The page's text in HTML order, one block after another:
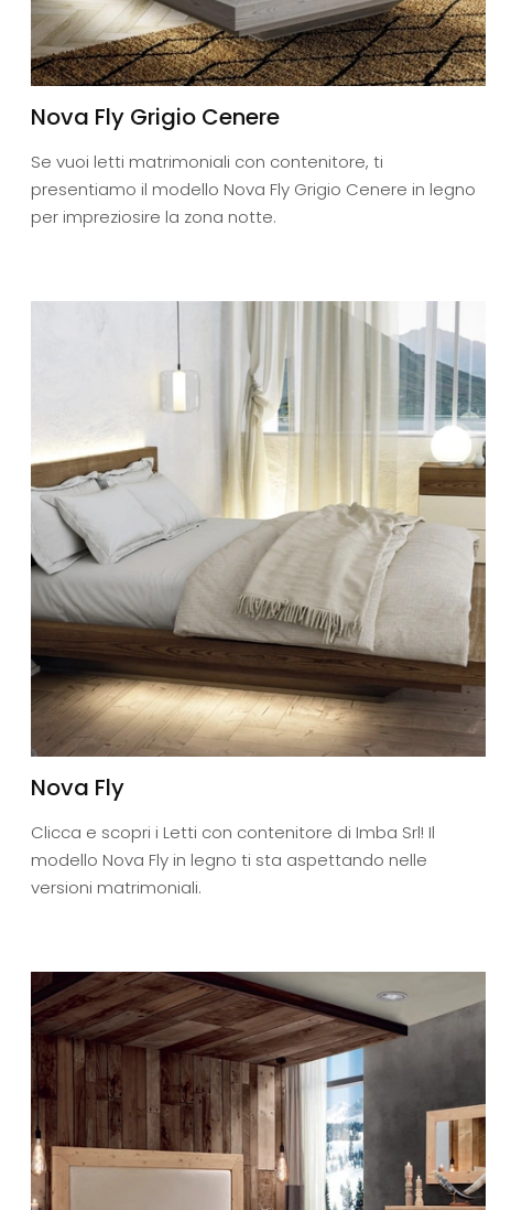
Nova Fly Grigio Cenere
Se vuoi letti matrimoniali con contenitore, ti
presentiamo il modello Nova Fly Grigio Cenere in legno
per impreziosire la zona notte.
Nova Fly
Clicca e scopri i Letti con contenitore di Imba Srl! Il
modello Nova Fly in legno ti sta aspettando nelle
versioni matrimoniali.